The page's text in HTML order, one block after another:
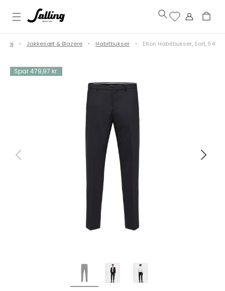
Tøj Jakkesæt & Blazere Habitbukser Elton Habitbukser, Sort, 54
Spar 479,97 kr.